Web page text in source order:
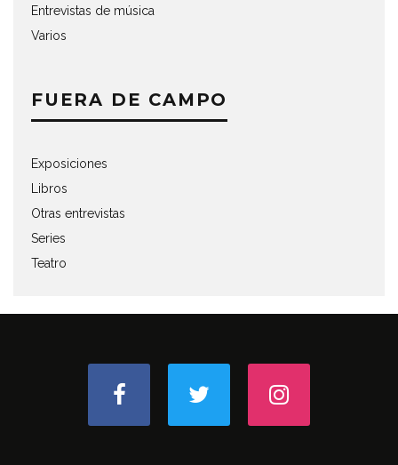
Entrevistas de música
Varios
FUERA DE CAMPO
Exposiciones
Libros
Otras entrevistas
Series
Teatro